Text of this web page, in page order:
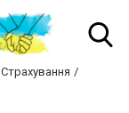
Страхування